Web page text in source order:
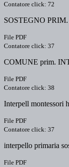
Contatore click: 72
SOSTEGNO
File PDF
Contatore click: 37
COMUNE prim.
File PDF
Contatore click: 38
Interpell montessori
File PDF
Contatore click: 37
interpello primaria
File PDF